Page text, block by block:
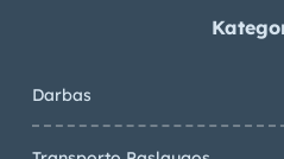
Darbas